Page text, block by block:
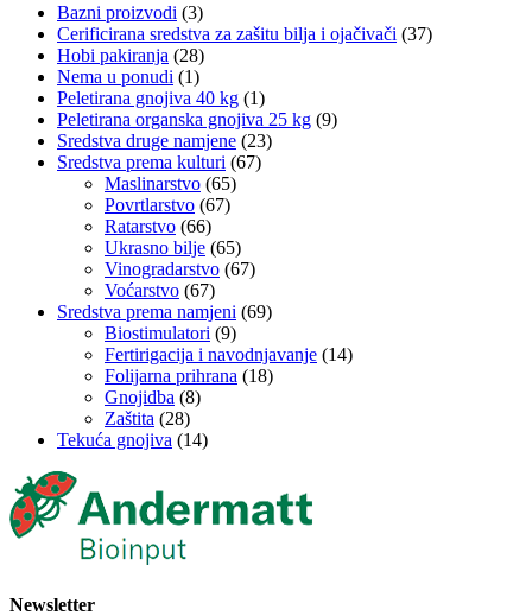
Bazni proizvodi (3)
Cerificirana sredstva za zašitu bilja i ojačivači (37)
Hobi pakiranja (28)
Nema u ponudi (1)
Peletirana gnojiva 40 kg (1)
Peletirana organska gnojiva 25 kg (9)
Sredstva druge namjene (23)
Sredstva prema kulturi (67)
Maslinarstvo (65)
Povrtlarstvo (67)
Ratarstvo (66)
Ukrasno bilje (65)
Vinogradarstvo (67)
Voćarstvo (67)
Sredstva prema namjeni (69)
Biostimulatori (9)
Fertirigacija i navodnjavanje (14)
Folijarna prihrana (18)
Gnojidba (8)
Zaštita (28)
Tekuća gnojiva (14)
Newsletter